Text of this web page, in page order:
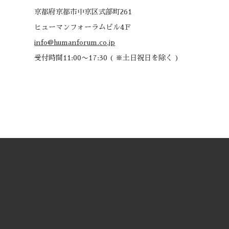
京都府京都市中京区式部町261
ヒューマンフォーラムビル4Ｆ
info@humanforum.co.jp
受付時間11:00〜17:30 ( ※土日祝日を除く )